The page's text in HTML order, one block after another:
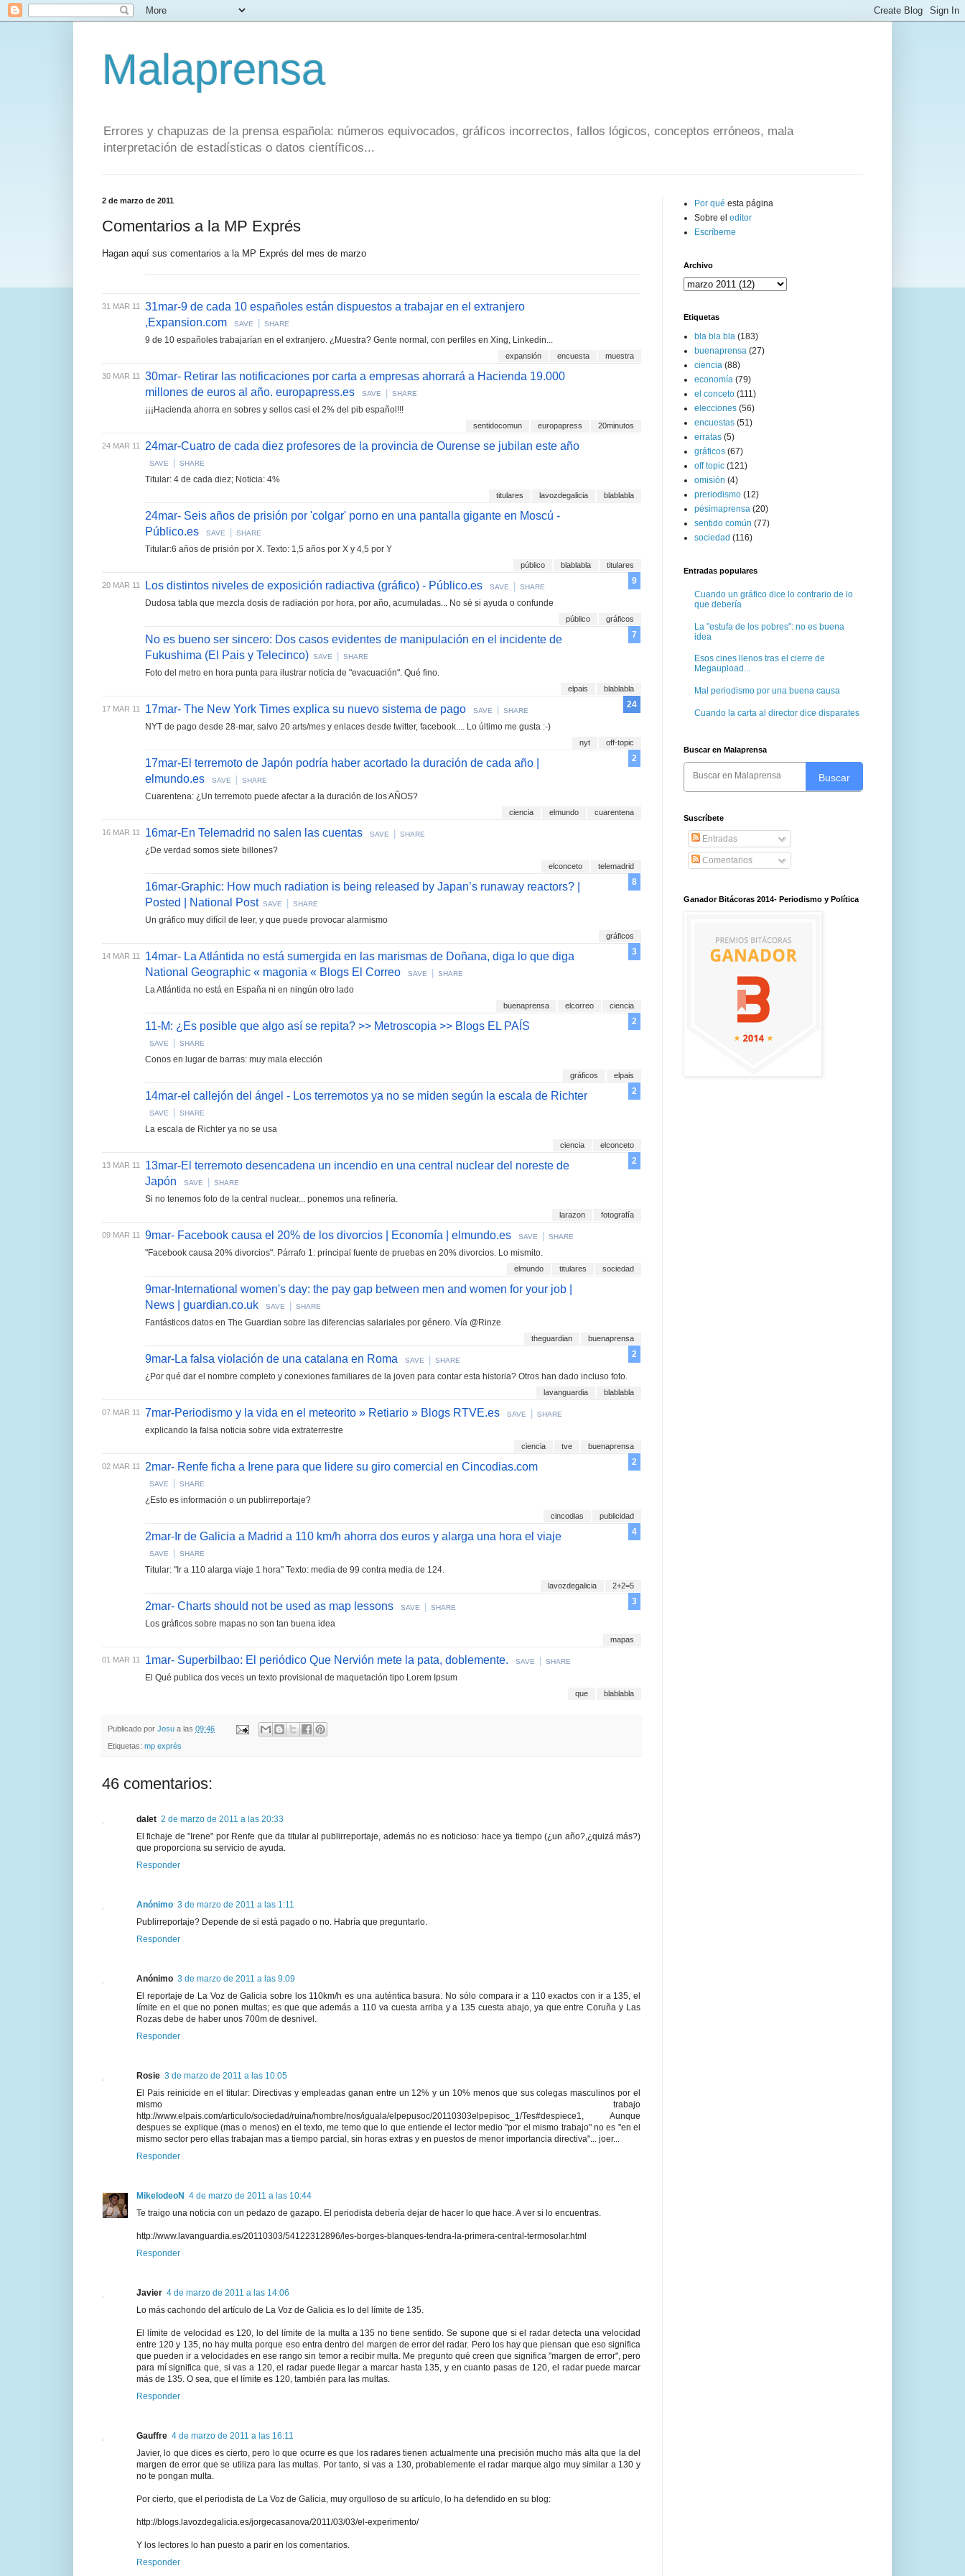
Malaprensa
Errores y chapuzas de la prensa española: números equivocados, gráficos incorrectos, fallos lógicos, conceptos erróneos, mala
interpretación de estadísticas o datos científicos...
2 de marzo de 2011
Comentarios a la MP Exprés
Hagan aquí sus comentarios a la MP Exprés del mes de marzo
31 MAR 11
31mar-9 de cada 10 españoles están dispuestos a trabajar en el extranjero
,Expansion.com
SAVE SHARE
9 de 10 españoles trabajarían en el extranjero. ¿Muestra? Gente normal, con perfiles en Xing, Linkedin...
expansión encuesta muestra
30 MAR 11
30mar- Retirar las notificaciones por carta a empresas ahorrará a Hacienda 19.000
millones de euros al año. europapress.es
SAVE SHARE
¡¡¡Hacienda ahorra en sobres y sellos casi el 2% del pib español!!!
sentidocomun europapress 20minutos
24 MAR 11 24mar-Cuatro de cada diez profesores de la provincia de Ourense se jubilan este año
SAVE SHARE
Titular: 4 de cada diez; Noticia: 4%
titulares lavozdegalicia blablabla
24mar- Seis años de prisión por 'colgar' porno en una pantalla gigante en Moscú -
Público.es
SAVE SHARE
Titular:6 años de prisión por X. Texto: 1,5 años por X y 4,5 por Y
público blablabla titulares
20 MAR 11 Los distintos niveles de exposición radiactiva (gráfico) - Público.es SAVE SHARE
9
Dudosa tabla que mezcla dosis de radiación por hora, por año, acumuladas... No sé si ayuda o confunde
público gráficos
No es bueno ser sincero: Dos casos evidentes de manipulación en el incidente de
Fukushima (El Pais y Telecinco) SAVE SHARE
7
Foto del metro en hora punta para ilustrar noticia de "evacuación". Qué fino.
elpais blablabla
17 MAR 11 17mar- The New York Times explica su nuevo sistema de pago SAVE SHARE
24
NYT de pago desde 28-mar, salvo 20 arts/mes y enlaces desde twitter, facebook.... Lo último me gusta :-)
nyt off-topic
17mar-El terremoto de Japón podría haber acortado la duración de cada año |
elmundo.es
SAVE SHARE
2
Cuarentena: ¿Un terremoto puede afectar a la duración de los AÑOS?
ciencia elmundo cuarentena
16 MAR 11 16mar-En Telemadrid no salen las cuentas SAVE SHARE
¿De verdad somos siete billones?
elconceto telemadrid
16mar-Graphic: How much radiation is being released by Japan’s runaway reactors? |
Posted | National Post SAVE SHARE
8
Un gráfico muy difícil de leer, y que puede provocar alarmismo
gráficos
14 MAR 11
14mar- La Atlántida no está sumergida en las marismas de Doñana, diga lo que diga
National Geographic « magonia « Blogs El Correo
SAVE SHARE
3
La Atlántida no está en España ni en ningún otro lado
buenaprensa elcorreo ciencia
11-M: ¿Es posible que algo así se repita? >> Metroscopia >> Blogs EL PAÍS
SAVE SHARE
2
Conos en lugar de barras: muy mala elección
gráficos elpais
14mar-el callejón del ángel - Los terremotos ya no se miden según la escala de Richter
SAVE SHARE
2
La escala de Richter ya no se usa
ciencia elconceto
13 MAR 11
13mar-El terremoto desencadena un incendio en una central nuclear del noreste de
Japón
SAVE SHARE
2
Si no tenemos foto de la central nuclear... ponemos una refinería.
larazon fotografía
09 MAR 11 9mar- Facebook causa el 20% de los divorcios | Economía | elmundo.es SAVE SHARE
"Facebook causa 20% divorcios". Párrafo 1: principal fuente de pruebas en 20% divorcios. Lo mismito.
elmundo titulares sociedad
9mar-International women's day: the pay gap between men and women for your job |
News | guardian.co.uk
SAVE SHARE
Fantásticos datos en The Guardian sobre las diferencias salariales por género. Vía @Rinze
theguardian buenaprensa
9mar-La falsa violación de una catalana en Roma SAVE SHARE
2
¿Por qué dar el nombre completo y conexiones familiares de la joven para contar esta historia? Otros han dado incluso foto.
lavanguardia blablabla
07 MAR 11 7mar-Periodismo y la vida en el meteorito » Retiario » Blogs RTVE.es SAVE SHARE
explicando la falsa noticia sobre vida extraterrestre
ciencia tve buenaprensa
02 MAR 11 2mar- Renfe ficha a Irene para que lidere su giro comercial en Cincodias.com
SAVE SHARE
2
¿Esto es información o un publirreportaje?
cincodias publicidad
2mar-Ir de Galicia a Madrid a 110 km/h ahorra dos euros y alarga una hora el viaje
SAVE SHARE
4
Titular: "Ir a 110 alarga viaje 1 hora" Texto: media de 99 contra media de 124.
lavozdegalicia 2+2=5
2mar- Charts should not be used as map lessons SAVE SHARE
3
Los gráficos sobre mapas no son tan buena idea
mapas
01 MAR 11 1mar- Superbilbao: El periódico Que Nervión mete la pata, doblemente. SAVE SHARE
El Qué publica dos veces un texto provisional de maquetación tipo Lorem Ipsum
que blablabla
Publicado por Josu a las 09:46
Etiquetas: mp exprés
46 comentarios:
dalet 2 de marzo de 2011 a las 20:33
El fichaje de "Irene" por Renfe que da titular al publirreportaje, además no es noticioso: hace ya tiempo (¿un año?,¿quizá más?)
que proporciona su servicio de ayuda.
Responder
Anónimo 3 de marzo de 2011 a las 1:11
Publirreportaje? Depende de si está pagado o no. Habría que preguntarlo.
Responder
Anónimo 3 de marzo de 2011 a las 9:09
El reportaje de La Voz de Galicia sobre los 110km/h es una auténtica basura. No sólo compara ir a 110 exactos con ir a 135, el
límite en el que no ponen multas; es que que además a 110 va cuesta arriba y a 135 cuesta abajo, ya que entre Coruña y Las
Rozas debe de haber unos 700m de desnivel.
Responder
Rosie 3 de marzo de 2011 a las 10:05
El Pais reinicide en el titular: Directivas y empleadas ganan entre un 12% y un 10% menos que sus colegas masculinos por el
mismo trabajo
http://www.elpais.com/articulo/sociedad/ruina/hombre/nos/iguala/elpepusoc/20110303elpepisoc_1/Tes#despiece1, Aunque
despues se explique (mas o menos) en el texto, me temo que lo que entiende el lector medio "por el mismo trabajo" no es "en el
mismo sector pero ellas trabajan mas a tiempo parcial, sin horas extras y en puestos de menor importancia directiva"... joer...
Responder
MikelodeoN 4 de marzo de 2011 a las 10:44
Te traigo una noticia con un pedazo de gazapo. El periodista debería dejar de hacer lo que hace. A ver si lo encuentras.
http://www.lavanguardia.es/20110303/54122312896/les-borges-blanques-tendra-la-primera-central-termosolar.html
Responder
Javier 4 de marzo de 2011 a las 14:06
Lo más cachondo del artículo de La Voz de Galicia es lo del límite de 135.
El límite de velocidad es 120, lo del límite de la multa a 135 no tiene sentido. Se supone que si el radar detecta una velocidad
entre 120 y 135, no hay multa porque eso entra dentro del margen de error del radar. Pero los hay que piensan que eso significa
que pueden ir a velocidades en ese rango sin temor a recibir multa. Me pregunto qué creen que significa "margen de error", pero
para mí significa que, si vas a 120, el radar puede llegar a marcar hasta 135, y en cuanto pasas de 120, el radar puede marcar
más de 135. O sea, que el límite es 120, también para las multas.
Responder
Gauffre 4 de marzo de 2011 a las 16:11
Javier, lo que dices es cierto, pero lo que ocurre es que los radares tienen actualmente una precisión mucho más alta que la del
margen de error que se utiliza para las multas. Por tanto, si vas a 130, probablemente el radar marque algo muy similar a 130 y
no te pongan multa.
Por cierto, que el periodista de La Voz de Galicia, muy orgulloso de su artículo, lo ha defendido en su blog:
http://blogs.lavozdegalicia.es/jorgecasanova/2011/03/03/el-experimento/
Y los lectores lo han puesto a parir en los comentarios.
Responder
Por qué esta página
Sobre el editor
Escríbeme
Archivo
Etiquetas
bla bla bla (183)
buenaprensa (27)
ciencia (88)
economía (79)
el conceto (111)
elecciones (56)
encuestas (51)
erratas (5)
gráficos (67)
off topic (121)
omisión (4)
preriodismo (12)
pésimaprensa (20)
sentido común (77)
sociedad (116)
Entradas populares
Cuando un gráfico dice lo contrario de lo
que debería
La "estufa de los pobres": no es buena
idea
Esos cines llenos tras el cierre de
Megaupload...
Mal periodismo por una buena causa
Cuando la carta al director dice disparates
Buscar en Malaprensa
Buscar
Suscríbete
Entradas
Comentarios
Ganador Bitácoras 2014- Periodismo y Política